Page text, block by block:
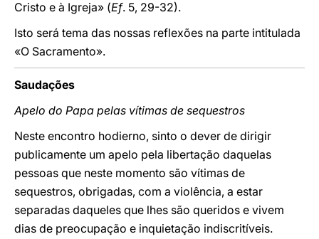
Cristo e à Igreja» (Ef. 5, 29-32).
Isto será tema das nossas reflexões na parte intitulada
«O Sacramento».
Saudações
Apelo do Papa pelas vítimas de sequestros
Neste encontro hodierno, sinto o dever de dirigir
publicamente um apelo pela libertação daquelas
pessoas que neste momento são vítimas de
sequestros, obrigadas, com a violência, a estar
separadas daqueles que lhes são queridos e vivem
dias de preocupação e inquietação indiscritíveis.